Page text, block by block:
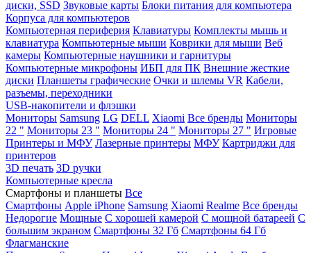
диски, SSD Звуковые карты Блоки питания для компьютера
Корпуса для компьютеров
Компьютерная периферия Клавиатуры Комплекты мышь и
клавиатура Компьютерные мыши Коврики для мыши Веб
камеры Компьютерные наушники и гарнитуры
Компьютерные микрофоны ИБП для ПК Внешние жесткие
диски Планшеты графические Очки и шлемы VR Кабели,
разъемы, переходники
USB-накопители и флэшки
Мониторы Samsung LG DELL Xiaomi Все бренды Мониторы
22 " Мониторы 23 " Мониторы 24 " Мониторы 27 " Игровые
Принтеры и МФУ Лазерные принтеры МФУ Картриджи для
принтеров
3D печать 3D ручки
Компьютерные кресла
Смартфоны и планшеты Все
Смартфоны Apple iPhone Samsung Xiaomi Realme Все бренды
Недорогие Мощные С хорошей камерой С мощной батареей С
большим экраном Смартфоны 32 Гб Смартфоны 64 Гб
Флагманские